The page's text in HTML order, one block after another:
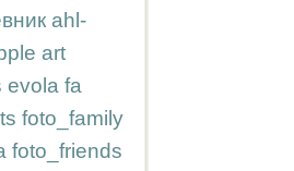
ahl-
art
evola fa
foto_family
foto_friends